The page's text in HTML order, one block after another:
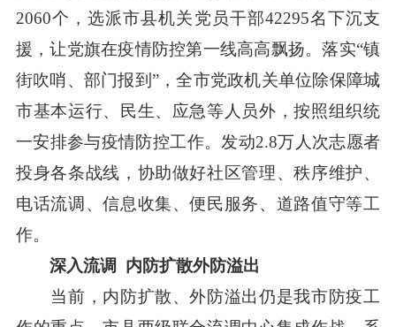
2060个，选派市县机关党员干部42295名下沉支
援，让党旗在疫情防控第一线高高飘扬。落实“镇
街吹哨、部门报到”，全市党政机关单位除保障城
市基本运行、民生、应急等人员外，按照组织统
一安排参与疫情防控工作。发动2.8万人次志愿者
投身各条战线，协助做好社区管理、秩序维护、
电话流调、信息收集、便民服务、道路值守等工
作。
深入流调 内防扩散外防溢出
当前，内防扩散、外防溢出仍是我市防疫工